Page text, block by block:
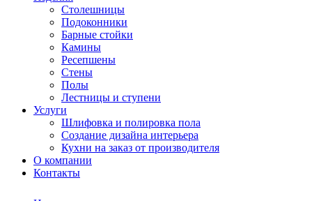
Столешницы
Подоконники
Барные стойки
Камины
Ресепшены
Стены
Полы
Лестницы и ступени
Услуги
Шлифовка и полировка пола
Создание дизайна интерьера
Кухни на заказ от производителя
О компании
Контакты